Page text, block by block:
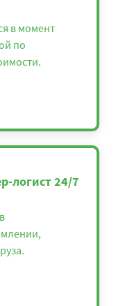
в момент
по
логист 24/7